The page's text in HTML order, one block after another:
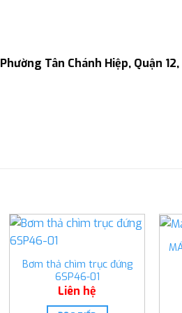
Tân Chánh Hiệp, Quận 12,
Bơm thả chìm trục đứng
6SP46-01
Liên hệ